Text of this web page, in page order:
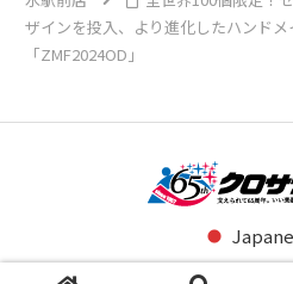
ザインを投入、より進化したハンド
「ZMF2024OD」
© 2023 クロサワ楽